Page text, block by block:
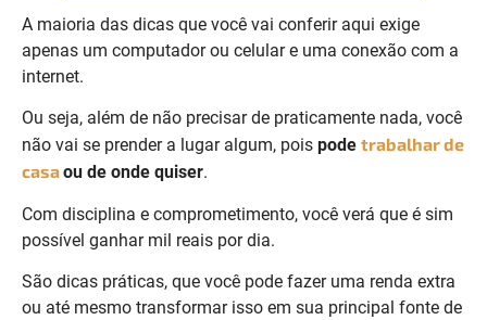
A maioria das dicas que você vai conferir aqui exige
apenas um computador ou celular e uma conexão com a
internet.
Ou seja, além de não precisar de praticamente nada, você
não vai se prender a lugar algum, pois pode trabalhar de
casaou de onde quiser.
Com disciplina e comprometimento, você verá que é sim
possível ganhar mil reais por dia.
São dicas práticas, que você pode fazer uma renda extra
ou até mesmo transformar isso em sua principal fonte de